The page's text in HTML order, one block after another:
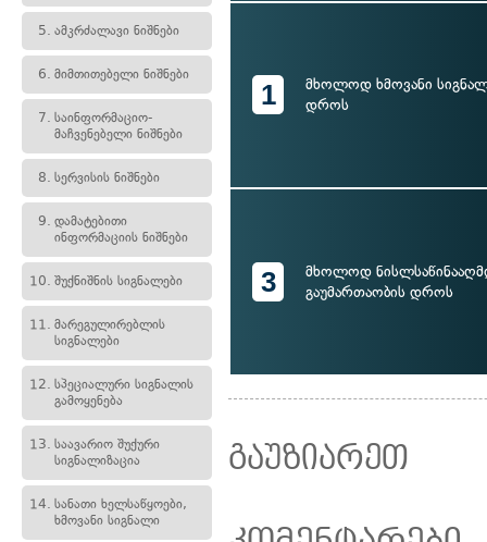
5. ამკრძალავი ნიშნები
6. მიმთითებელი ნიშნები
7. საინფორმაციო-
მაჩვენებელი ნიშნები
8. სერვისის ნიშნები
9. დამატებითი
ინფორმაციის ნიშნები
10. შუქნიშნის სიგნალები
11. მარეგულირებლის
სიგნალები
12. სპეციალური სიგნალის
გამოყენება
13. საავარიო შუქური
სიგნალიზაცია
14. სანათი ხელსაწყოები,
ხმოვანი სიგნალი
1
მხოლოდ ხმოვანი
დროს
3
მხოლოდ
გაუმართაობის დროს
გაუზიარეთ